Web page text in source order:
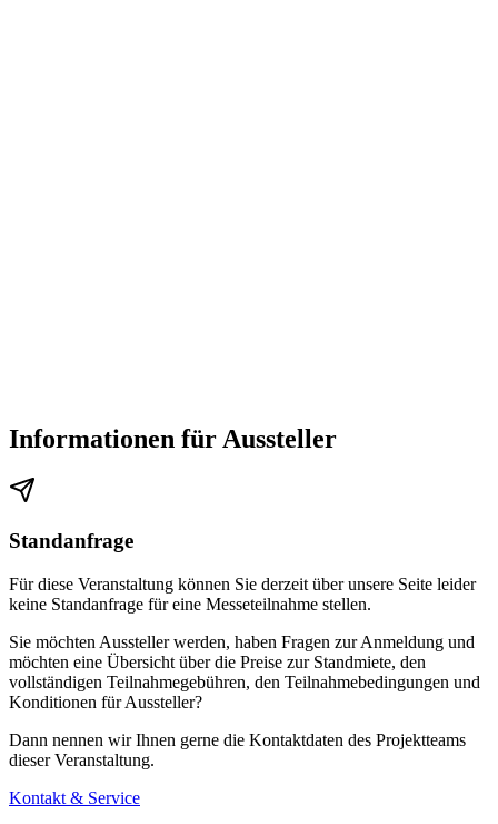
Informationen für Aussteller
Standanfrage
Für diese Veranstaltung können Sie derzeit über unsere Seite leider
keine Standanfrage für eine Messeteilnahme stellen.
Sie möchten Aussteller werden, haben Fragen zur Anmeldung und
möchten eine Übersicht über die Preise zur Standmiete, den
vollständigen Teilnahmegebühren, den Teilnahmebedingungen und
Konditionen für Aussteller?
Dann nennen wir Ihnen gerne die Kontaktdaten des Projektteams
dieser Veranstaltung.
Kontakt & Service